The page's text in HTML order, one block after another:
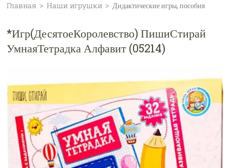
Главная > Наши игрушки > Дидактические игры, пособия
*Игр(ДесятоеКоролевство) ПишиСтирай
УмнаяТетрадка Алфавит (05214)